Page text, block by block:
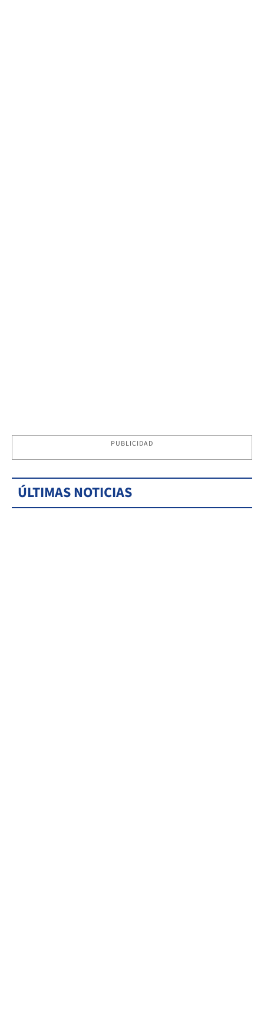
PUBLICIDAD
ÚLTIMAS NOTICIAS